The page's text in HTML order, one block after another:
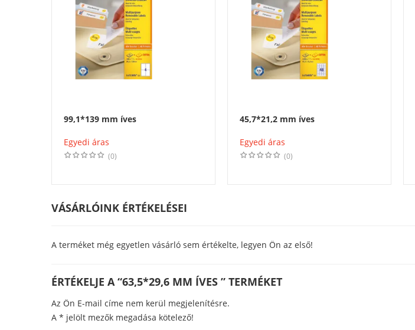
99,1*139 mm íves
Egyedi áras
(0)
45,7*21,2 mm íves
Egyedi áras
(0)
VÁSÁRLÓINK ÉRTÉKELÉSEI
A terméket még egyetlen vásárló sem értékelte, legyen Ön az első!
ÉRTÉKELJE A “63,5*29,6 MM ÍVES ” TERMÉKET
Az Ön E-mail címe nem kerül megjelenítésre.
A * jelölt mezők megadása kötelező!